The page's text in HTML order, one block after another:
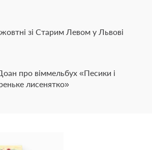
зі Старим Левом у Львові
про віммельбух «Песики і
лисенятко»